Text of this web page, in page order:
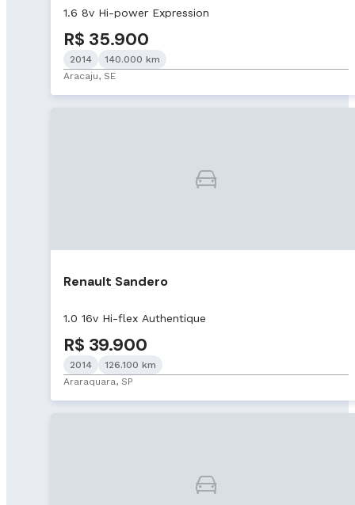
1.6 8v Hi-power Expression
R$ 35.900
2014
140.000 km
Aracaju, SE
Renault Sandero
1.0 16v Hi-flex Authentique
R$ 39.900
2014
126.100 km
Araraquara, SP